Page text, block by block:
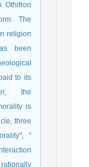
Othifron
The
religion
been
to its
the
is
three
"